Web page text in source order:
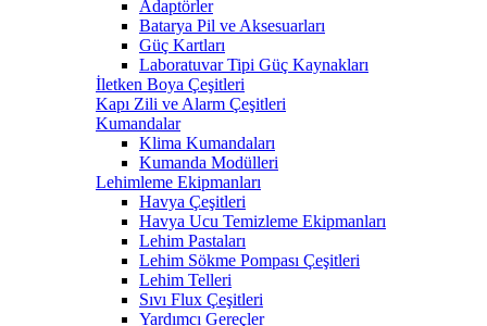
Adaptörler
Batarya Pil ve Aksesuarları
Güç Kartları
Laboratuvar Tipi Güç Kaynakları
İletken Boya Çeşitleri
Kapı Zili ve Alarm Çeşitleri
Kumandalar
Klima Kumandaları
Kumanda Modülleri
Lehimleme Ekipmanları
Havya Çeşitleri
Havya Ucu Temizleme Ekipmanları
Lehim Pastaları
Lehim Sökme Pompası Çeşitleri
Lehim Telleri
Sıvı Flux Çeşitleri
Yardımcı Gereçler